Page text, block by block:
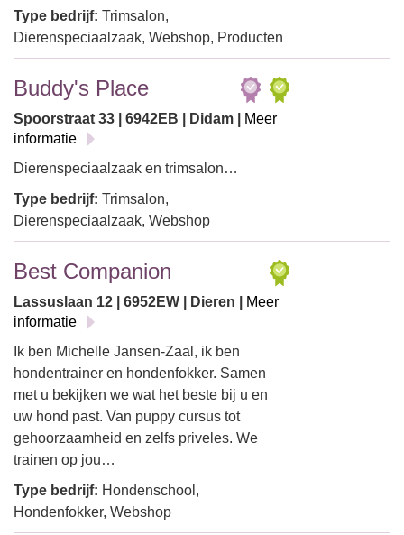
Type bedrijf: Trimsalon,
Dierenspeciaalzaak, Webshop, Producten
Buddy's Place
Spoorstraat 33 | 6942EB | Didam |
Meer
informatie
Dierenspeciaalzaak en trimsalon…
Type bedrijf: Trimsalon,
Dierenspeciaalzaak, Webshop
Best Companion
Lassuslaan 12 | 6952EW | Dieren |
Meer
informatie
Ik ben Michelle Jansen-Zaal, ik ben
hondentrainer en hondenfokker. Samen
met u bekijken we wat het beste bij u en
uw hond past. Van puppy cursus tot
gehoorzaamheid en zelfs priveles. We
trainen op jou…
Type bedrijf: Hondenschool,
Hondenfokker, Webshop